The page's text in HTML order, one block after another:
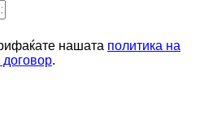
нашата политика на
договор.